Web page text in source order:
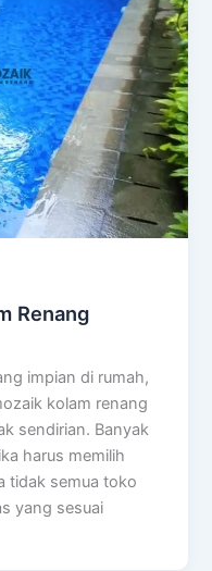
Renang
impian di rumah,
kolam renang
sendirian. Banyak
harus memilih
tidak semua toko
yang sesuai